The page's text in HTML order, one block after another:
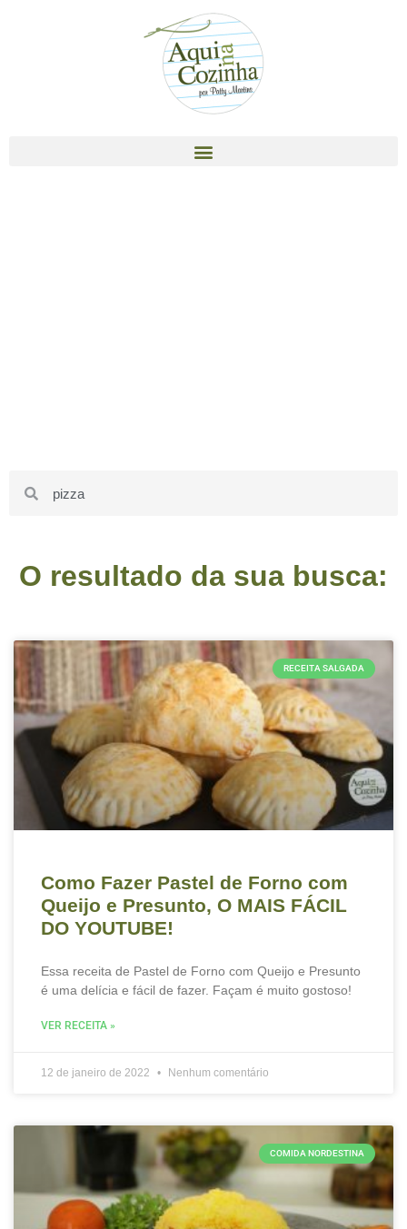
O resultado da sua busca:
RECEITA SALGADA
Como Fazer Pastel de Forno com
Queijo e Presunto, O MAIS FÁCIL
DO YOUTUBE!
Essa receita de Pastel de Forno com Queijo e Presunto
é uma delícia e fácil de fazer. Façam é muito gostoso!
VER RECEITA »
12 de janeiro de 2022 Nenhum comentário
COMIDA NORDESTINA